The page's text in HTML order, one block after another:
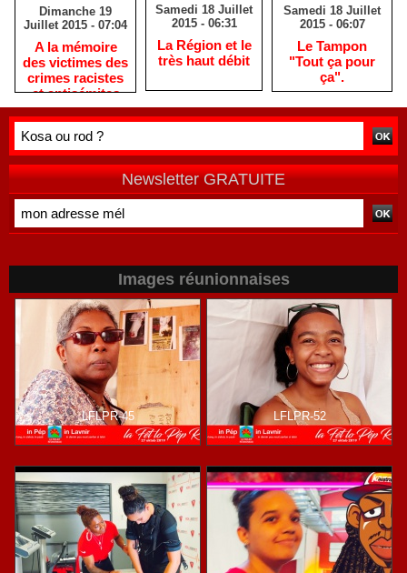
Dimanche 19
Juillet 2015 - 07:04
A la mémoire
des victimes des
crimes racistes
et antisémites
Samedi 18 Juillet
2015 - 06:31
La Région et le
très haut débit
Samedi 18 Juillet
2015 - 06:07
Le Tampon
"Tout ça pour
ça".
Newsletter GRATUITE
Images réunionnaises
LFLPR-45 LFLPR-52